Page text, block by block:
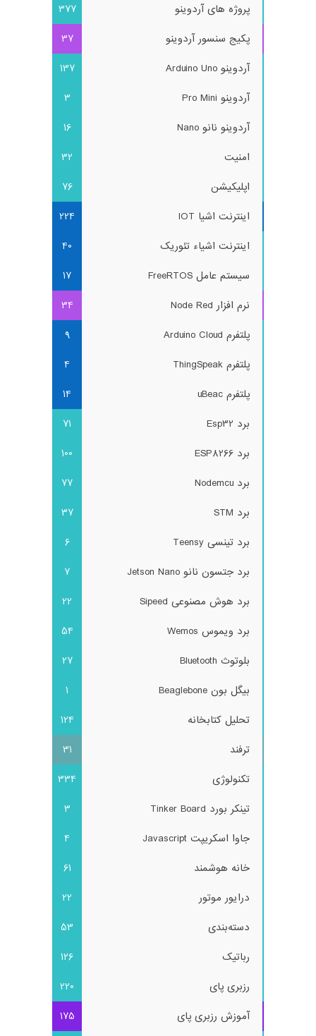
پروژه های آردوینو
377
پکیج سنسور آردوینو
37
آردوینو Arduino Uno
137
آردوینو Pro Mini
3
آردوینو نانو Nano
16
امنیت
32
اپلیکیشن
76
اینترنت اشیا IOT
224
اینترنت اشیاء تئوریک
40
سیستم عامل FreeRTOS
17
نرم افزار Node Red
34
پلتفرم Arduino Cloud
9
پلتفرم ThingSpeak
4
پلتفرم uBeac
14
برد Esp32
71
برد ESP8266
100
برد Nodemcu
77
برد STM
37
برد تینسی Teensy
6
برد جتسون نانو Jetson Nano
7
برد هوش مصنوعی Sipeed
22
برد ویموس Wemos
54
بلوتوث Bluetooth
27
بیگل بون Beaglebone
1
تحلیل کتابخانه
124
ترفند
31
تکنولوژی
334
تینکر بورد Tinker Board
3
جاوا اسکریپت Javascript
4
خانه هوشمند
61
درایور موتور
22
دسته‌بندی
53
رباتیک
126
رزبری پای
220
آموزش رزبری پای
175